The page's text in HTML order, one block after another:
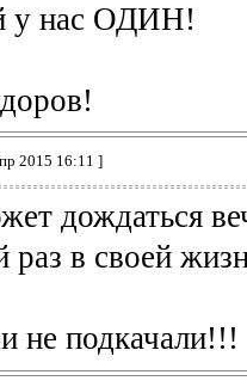
у нас ОДИН!
2015 16:11 ]
дождаться
раз в своей
не